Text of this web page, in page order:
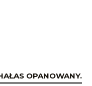
OPANOWANY.